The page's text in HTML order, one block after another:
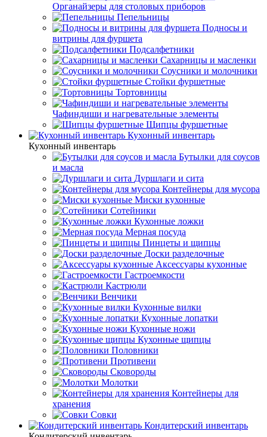
Органайзеры для столовых приборов
Пепельницы
Подносы и
витрины для фуршета
Подсалфетники
Сахарницы и масленки
Соусники и молочники
Стойки фуршетные
Тортовницы
Чафиндиши и нагревательные элементы
Щипцы фуршетные
Кухонный инвентарь
Кухонный инвентарь
Бутылки для соусов
и масла
Дуршлаги и сита
Контейнеры для мусора
Миски кухонные
Сотейники
Кухонные ложки
Мерная посуда
Пинцеты и щипцы
Доски разделочные
Аксессуары кухонные
Гастроемкости
Кастрюли
Венчики
Кухонные вилки
Кухонные лопатки
Кухонные ножи
Кухонные щипцы
Половники
Противени
Сковороды
Молотки
Контейнеры для
хранения
Совки
Кондитерский инвентарь